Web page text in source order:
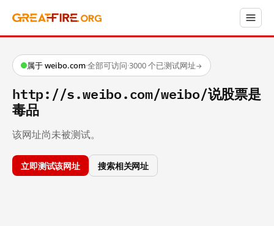
属于 weibo.com·全部可访问·3000 个已测试网址→
http://s.weibo.com/weibo/说股票是
毒品
该网址尚未被测试。
立即测试该网址 搜索相关网址